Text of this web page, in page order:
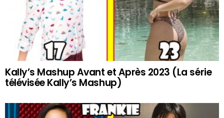
Kally’s Mashup Avant et Après 2023 (La série
télévisée Kally’s Mashup)